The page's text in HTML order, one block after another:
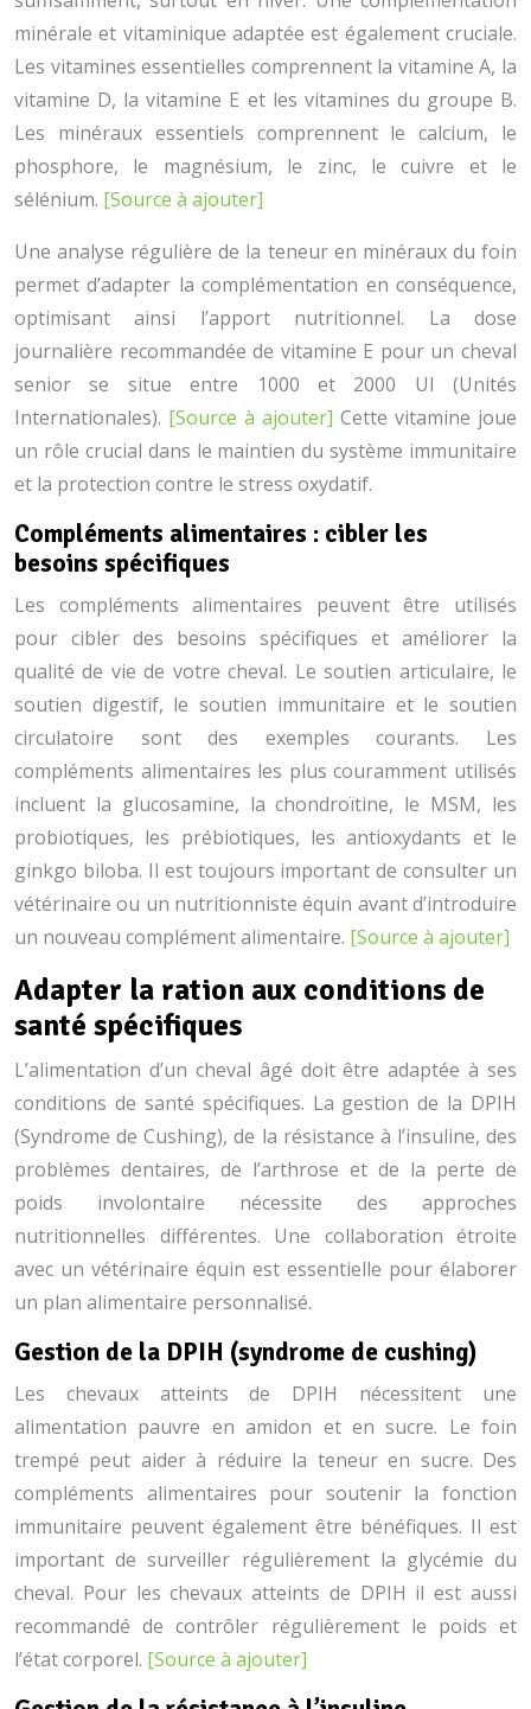
minérale et vitaminique adaptée est également cruciale.
Les vitamines essentielles comprennent la vitamine A, la
vitamine D, la vitamine E et les vitamines du groupe B.
Les minéraux essentiels comprennent le calcium, le
phosphore, le magnésium, le zinc, le cuivre et le
sélénium. [Source à ajouter]
Une analyse régulière de la teneur en minéraux du foin
permet d’adapter la complémentation en conséquence,
optimisant ainsi l’apport nutritionnel. La dose
journalière recommandée de vitamine E pour un cheval
senior se situe entre 1000 et 2000 UI (Unités
Internationales). [Source à ajouter] Cette vitamine joue
un rôle crucial dans le maintien du système immunitaire
et la protection contre le stress oxydatif.
Compléments alimentaires : cibler les
besoins spécifiques
Les compléments alimentaires peuvent être utilisés
pour cibler des besoins spécifiques et améliorer la
qualité de vie de votre cheval. Le soutien articulaire, le
soutien digestif, le soutien immunitaire et le soutien
circulatoire sont des exemples courants. Les
compléments alimentaires les plus couramment utilisés
incluent la glucosamine, la chondroïtine, le MSM, les
probiotiques, les prébiotiques, les antioxydants et le
ginkgo biloba. Il est toujours important de consulter un
vétérinaire ou un nutritionniste équin avant d’introduire
un nouveau complément alimentaire. [Source à ajouter]
Adapter la ration aux conditions de
santé spécifiques
L’alimentation d’un cheval âgé doit être adaptée à ses
conditions de santé spécifiques. La gestion de la DPIH
(Syndrome de Cushing), de la résistance à l’insuline, des
problèmes dentaires, de l’arthrose et de la perte de
poids involontaire nécessite des approches
nutritionnelles différentes. Une collaboration étroite
avec un vétérinaire équin est essentielle pour élaborer
un plan alimentaire personnalisé.
Gestion de la DPIH (syndrome de cushing)
Les chevaux atteints de DPIH nécessitent une
alimentation pauvre en amidon et en sucre. Le foin
trempé peut aider à réduire la teneur en sucre. Des
compléments alimentaires pour soutenir la fonction
immunitaire peuvent également être bénéfiques. Il est
important de surveiller régulièrement la glycémie du
cheval. Pour les chevaux atteints de DPIH il est aussi
recommandé de contrôler régulièrement le poids et
l’état corporel. [Source à ajouter]